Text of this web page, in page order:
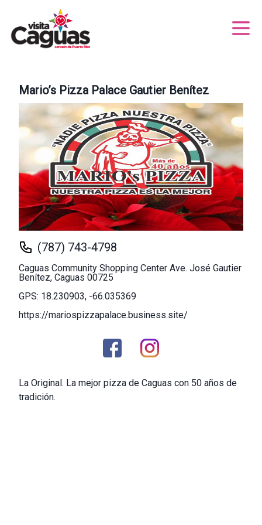
Mario’s Pizza Palace Gautier Benítez
(787) 743-4798
Caguas Community Shopping Center Ave. José Gautier
Benítez, Caguas 00725
GPS: 18.230903, -66.035369
https://mariospizzapalace.business.site/
La Original. La mejor pizza de Caguas con 50 años de
tradición.